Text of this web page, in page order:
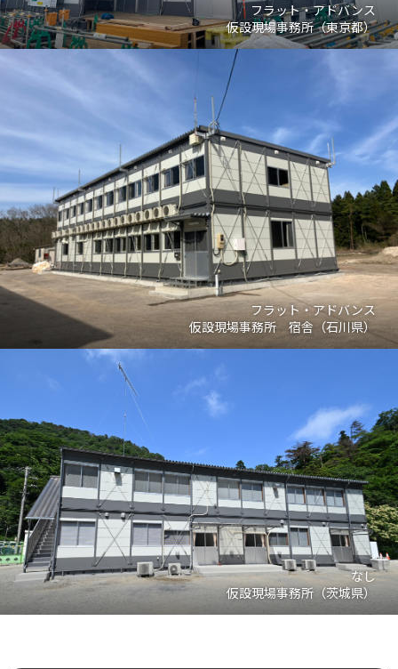
フラット・アドバンス
仮設現場事務所（東京都）
フラット・アドバンス
仮設現場事務所 宿舎（石川県）
なし
仮設現場事務所（茨城県）